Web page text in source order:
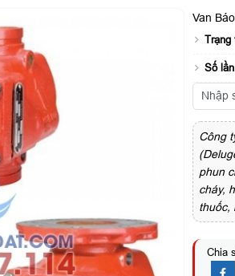
Van
Trạng
Số
Công
phun
cháy,
thuốc,
Chia